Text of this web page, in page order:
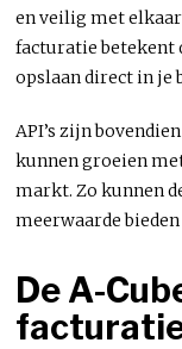
en veilig met
facturatie betekent
opslaan direct in je
API’s zijn
kunnen groeien
markt. Zo kunnen
meerwaarde
De A-